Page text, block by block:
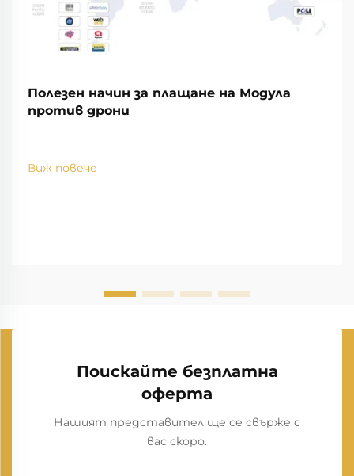
Полезен начин за плащане на Модула
против дрони
Виж повече
Поискайте безплатна
оферта
Нашият представител ще се свърже с
вас скоро.